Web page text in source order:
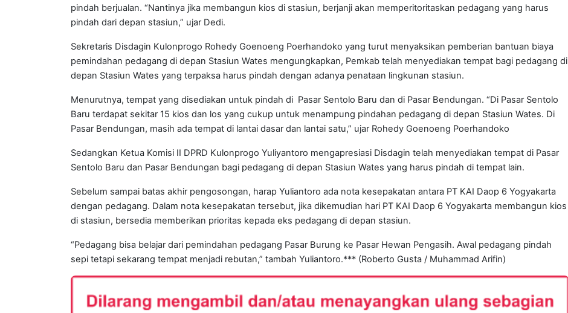
pindah berjualan. “Nantinya jika membangun kios di stasiun, berjanji akan memperitoritaskan pedagang yang harus
pindah dari depan stasiun,” ujar Dedi.
Sekretaris Disdagin Kulonprogo Rohedy Goenoeng Poerhandoko yang turut menyaksikan pemberian bantuan biaya
pemindahan pedagang di depan Stasiun Wates mengungkapkan, Pemkab telah menyediakan tempat bagi pedagang di
depan Stasiun Wates yang terpaksa harus pindah dengan adanya penataan lingkunan stasiun.
Menurutnya, tempat yang disediakan untuk pindah di Pasar Sentolo Baru dan di Pasar Bendungan. “Di Pasar Sentolo
Baru terdapat sekitar 15 kios dan los yang cukup untuk menampung pindahan pedagang di depan Stasiun Wates. Di
Pasar Bendungan, masih ada tempat di lantai dasar dan lantai satu,” ujar Rohedy Goenoeng Poerhandoko
Sedangkan Ketua Komisi II DPRD Kulonprogo Yuliyantoro mengapresiasi Disdagin telah menyediakan tempat di Pasar
Sentolo Baru dan Pasar Bendungan bagi pedagang di depan Stasiun Wates yang harus pindah di tempat lain.
Sebelum sampai batas akhir pengosongan, harap Yuliantoro ada nota kesepakatan antara PT KAI Daop 6 Yogyakarta
dengan pedagang. Dalam nota kesepakatan tersebut, jika dikemudian hari PT KAI Daop 6 Yogyakarta membangun kios
di stasiun, bersedia memberikan prioritas kepada eks pedagang di depan stasiun.
“Pedagang bisa belajar dari pemindahan pedagang Pasar Burung ke Pasar Hewan Pengasih. Awal pedagang pindah
sepi tetapi sekarang tempat menjadi rebutan,” tambah Yuliantoro.*** (Roberto Gusta / Muhammad Arifin)